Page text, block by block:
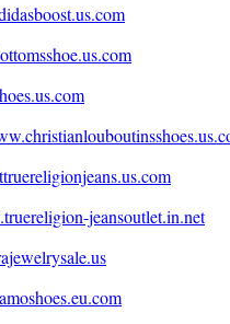
jeansoutlet.in.net